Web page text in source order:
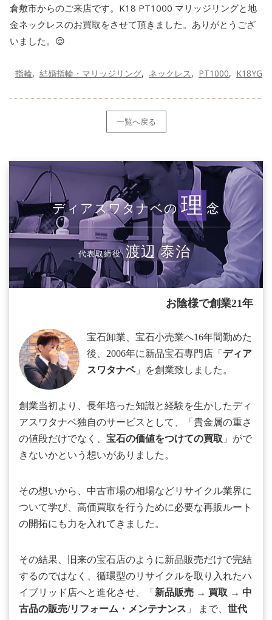
倉敷市からのご来店です。K18 PT1000 マリッジリングと地
金ネックレスのお買取をさせて頂きました。ありがとうござ
いました。😌
指輪 結婚指輪・マリッジリング ネックレス PT1000 K18YG
一覧へ戻る
ディアスワタナベの 理 念
代表取締役 渡辺 泰治
お陰様で創業21年
宝石卸業、宝石小売業へ16年間勤めた
後、2006年に新品宝石専門店「 ディア
スワタナベ」を創業致しました。
創業当初より、長年培った知識と経験を生かしたディ
アスワタナベ独自のサービスとして、「貴金属の重さ
の値段だけでなく、 宝石の価値をつけての買取 」がで
きないかという想いがありました。
その想いから、中古市場の相場などリサイクル業界に
ついて学び、高価買取を行うために必要な再販ルート
の開拓にも力を入れてきました。
その結果、旧来の宝石店のように新品販売だけで完結
するのではなく、循環型のリサイクルを取り入れたハ
イブリッド店へと進化させ、「 新品販売 → 買取 → 中
古品の販売/リフォーム・メンテナンス 」 まで、 世代